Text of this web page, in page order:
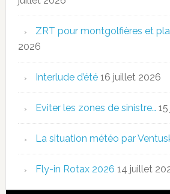
ZRT pour montgolfières et
2026
Interlude d’été 16 juillet 2026
Eviter les zones de sinistre…
La situation météo par
Fly-in Rotax 2026 14 juillet